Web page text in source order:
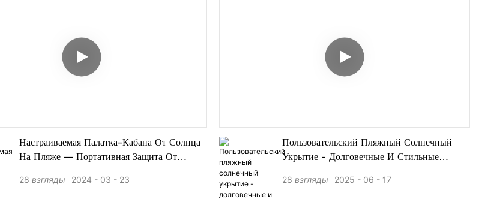
Настраиваемая Палатка-Кабана От Солнца
На Пляже — Портативная Защита От
2024 03 23
28 взгляды
Пользовательский Пляжный Солнечный
Укрытие - Долговечные И Стильные
У Бассейна И Использования Пикника -
2025 06 17
28 взгляды